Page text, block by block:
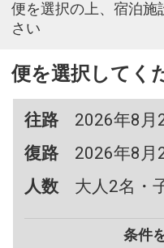
便を選択の上、宿泊施
さい
便を選択してく
往路
2026年8
復路
2026年8
人数
大人2名・
条件